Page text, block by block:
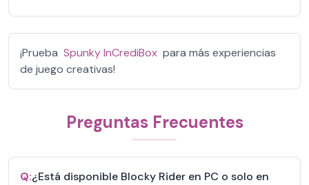
¡Prueba Spunky InCrediBox para más experiencias
de juego creativas!
Preguntas Frecuentes
Q:¿Está disponible Blocky Rider en PC o solo en